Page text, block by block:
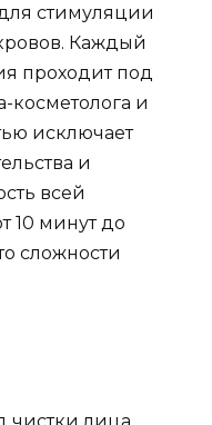
стимуляции
Каждый
проходит под
косметолога и
исключает
и
всей
10 минут до
сложности